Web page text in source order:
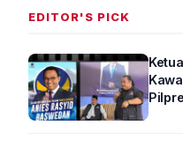
EDITOR'S PICK